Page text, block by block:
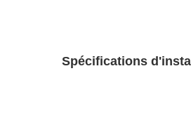
Spécifications